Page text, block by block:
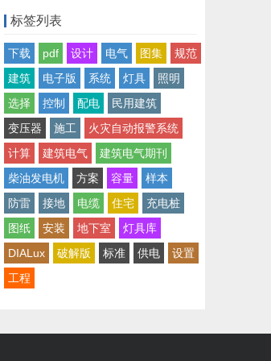
标签列表
下载 pdf 设计 电气 图集
规范
建筑
电子版 系统 灯具
照明
选择
控制 配电
民用建筑
变压器
施工
火灾自动报警系统
计算
建筑电气
建筑电气期刊
柴油发电机
方案 容量
样本
防雷
接地 电缆 住宅
充电桩
图纸
安装 地下室
灯具库
DIALux
破解版 标准 供电
设置
工程